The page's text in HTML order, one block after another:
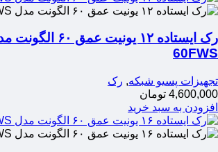
60FWS
تجهیزات پسیو شبکه, رک
4,600,000 تومان
افزودن به سبد خرید